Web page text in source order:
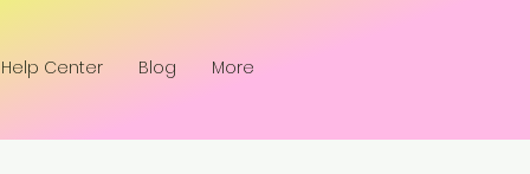
Help Center Blog More